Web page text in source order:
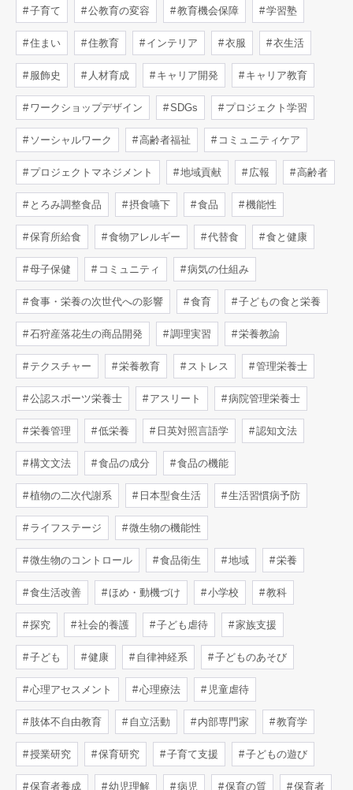
子育て 公教育の変容 教育機会保障 学習塾
住まい 住教育 インテリア 衣服 衣生活
服飾史 人材育成 キャリア開発 キャリア教育
ワークショップデザイン SDGs プロジェクト学習
ソーシャルワーク 高齢者福祉 コミュニティケア
プロジェクトマネジメント 地域貢献 広報 高齢者
とろみ調整食品 摂食嚥下 食品 機能性
保育所給食 食物アレルギー 代替食 食と健康
母子保健 コミュニティ 病気の仕組み
食事・栄養の次世代への影響 食育 子どもの食と栄養
石狩産落花生の商品開発 調理実習 栄養教諭
テクスチャー 栄養教育 ストレス 管理栄養士
公認スポーツ栄養士 アスリート 病院管理栄養士
栄養管理 低栄養 日英対照言語学 認知文法
構文文法 食品の成分 食品の機能
植物の二次代謝系 日本型食生活 生活習慣病予防
ライフステージ 微生物の機能性
微生物のコントロール 食品衛生 地域 栄養
食生活改善 ほめ・動機づけ 小学校 教科
探究 社会的養護 子ども虐待 家族支援
子ども 健康 自律神経系 子どものあそび
心理アセスメント 心理療法 児童虐待
肢体不自由教育 自立活動 内部専門家 教育学
授業研究 保育研究 子育て支援 子どもの遊び
保育者養成 幼児理解 病児 保育の質 保育者